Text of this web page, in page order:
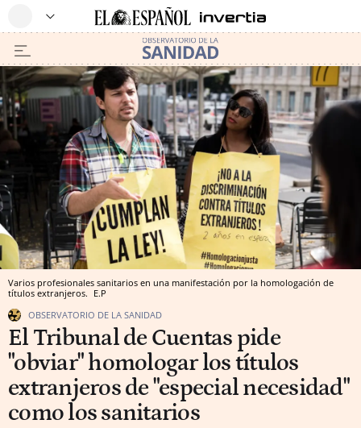
Varios profesionales sanitarios en una manifestación por la homologación de
títulos extranjeros. E.P
OBSERVATORIO DE LA SANIDAD
El Tribunal de Cuentas pide
"obviar" homologar los títulos
extranjeros de "especial necesidad"
como los sanitarios